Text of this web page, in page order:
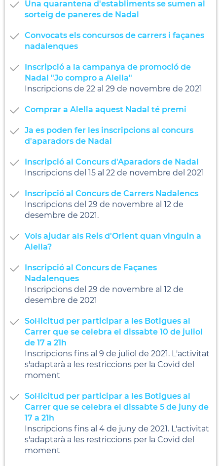
Una quarantena d'establiments se sumen al
sorteig de paneres de Nadal
Convocats els concursos de carrers i façanes
nadalenques
Inscripció a la campanya de promoció de
Nadal "Jo compro a Alella"
Inscripcions de 22 al 29 de novembre de 2021
Comprar a Alella aquest Nadal té premi
Ja es poden fer les inscripcions al concurs
d'aparadors de Nadal
Inscripció al Concurs d'Aparadors de Nadal
Inscripcions del 15 al 22 de novembre del 2021
Inscripció al Concurs de Carrers Nadalencs
Inscripcions del 29 de novembre al 12 de
desembre de 2021.
Vols ajudar als Reis d'Orient quan vinguin a
Alella?
Inscripció al Concurs de Façanes
Nadalenques
Inscripcions del 29 de novembre al 12 de
desembre de 2021
Sol·licitud per participar a les Botigues al
Carrer que se celebra el dissabte 10 de juliol
de 17 a 21h
Inscripcions fins al 9 de juliol de 2021. L'activitat
s'adaptarà a les restriccions per la Covid del
moment
Sol·licitud per participar a les Botigues al
Carrer que se celebra el dissabte 5 de juny de
17 a 21h
Inscripcions fins al 4 de juny de 2021. L'activitat
s'adaptarà a les restriccions per la Covid del
moment